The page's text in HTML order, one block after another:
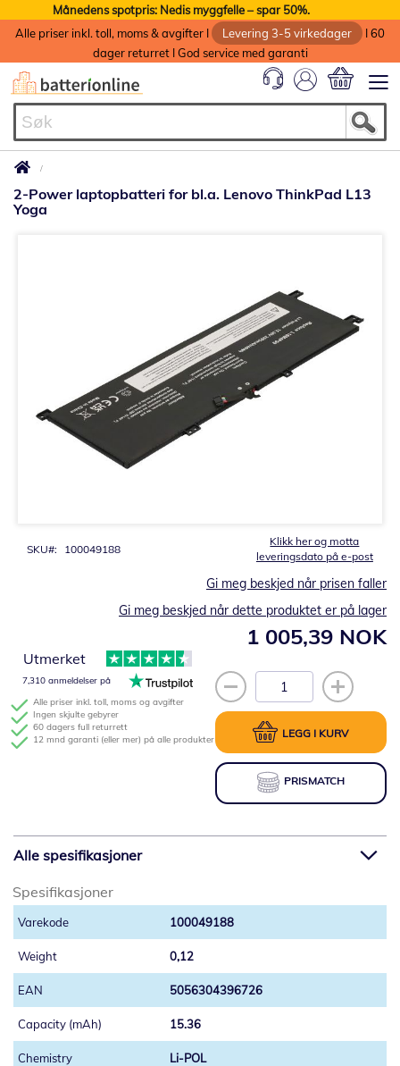
Månedens spotpris: Nedis myggfelle – spar 50%.
Alle priser inkl. toll, moms & avgifter I
Levering 3-5 virkedager
I 60
dager returret I God service med garanti
2-Power laptopbatteri for bl.a. Lenovo ThinkPad L13
Yoga
Klikk her og motta
leveringsdato på e-post
SKU 100049188
1 005,39 NOK
Gi meg beskjed når prisen faller
Gi meg beskjed når dette produktet er på lager
LEGG I KURV
PRISMATCH
Alle priser inkl. toll, moms og avgifter
Ingen skjulte gebyrer
60 dagers full returrett
12 mnd garanti (eller mer) på alle produkter
Utmerket
7,310 anmeldelser på
Alle spesifikasjoner
Spesifikasjoner
100049188
0,12
5056304396726
15.36
Li-POL